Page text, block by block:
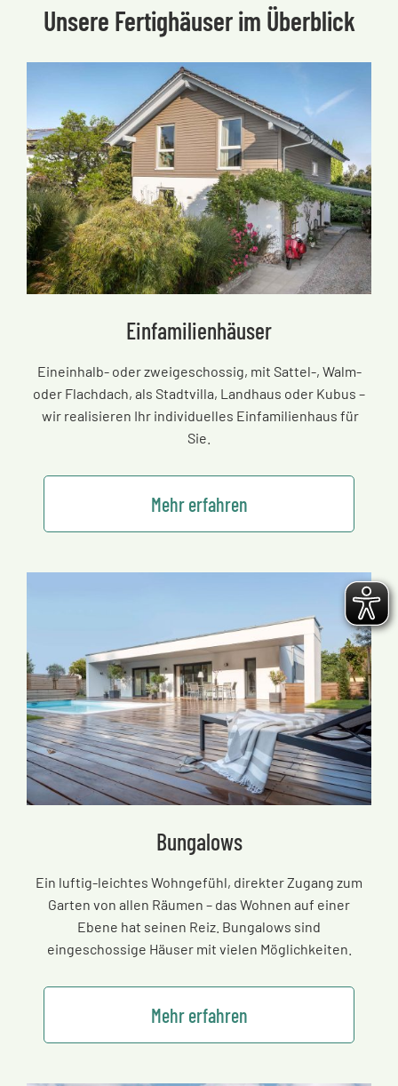
Unsere Fertighäuser im Überblick
Einfamilienhäuser
Eineinhalb- oder zweigeschossig, mit Sattel-, Walm-
oder Flachdach, als Stadtvilla, Landhaus oder Kubus –
wir realisieren Ihr individuelles Einfamilienhaus für
Sie.
Mehr erfahren
Bungalows
Ein luftig-leichtes Wohngefühl, direkter Zugang zum
Garten von allen Räumen – das Wohnen auf einer
Ebene hat seinen Reiz. Bungalows sind
eingeschossige Häuser mit vielen Möglichkeiten.
Mehr erfahren